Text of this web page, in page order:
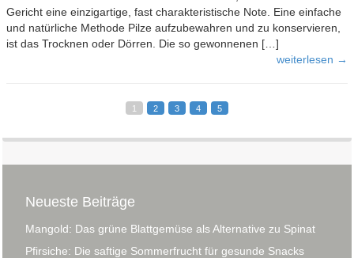
Gericht eine einzigartige, fast charakteristische Note. Eine einfache
und natürliche Methode Pilze aufzubewahren und zu konservieren,
ist das Trocknen oder Dörren. Die so gewonnenen […]
weiterlesen →
1 2 3 4 5
Neueste Beiträge
Mangold: Das grüne Blattgemüse als Alternative zu Spinat
Pfirsiche: Die saftige Sommerfrucht für gesunde Snacks